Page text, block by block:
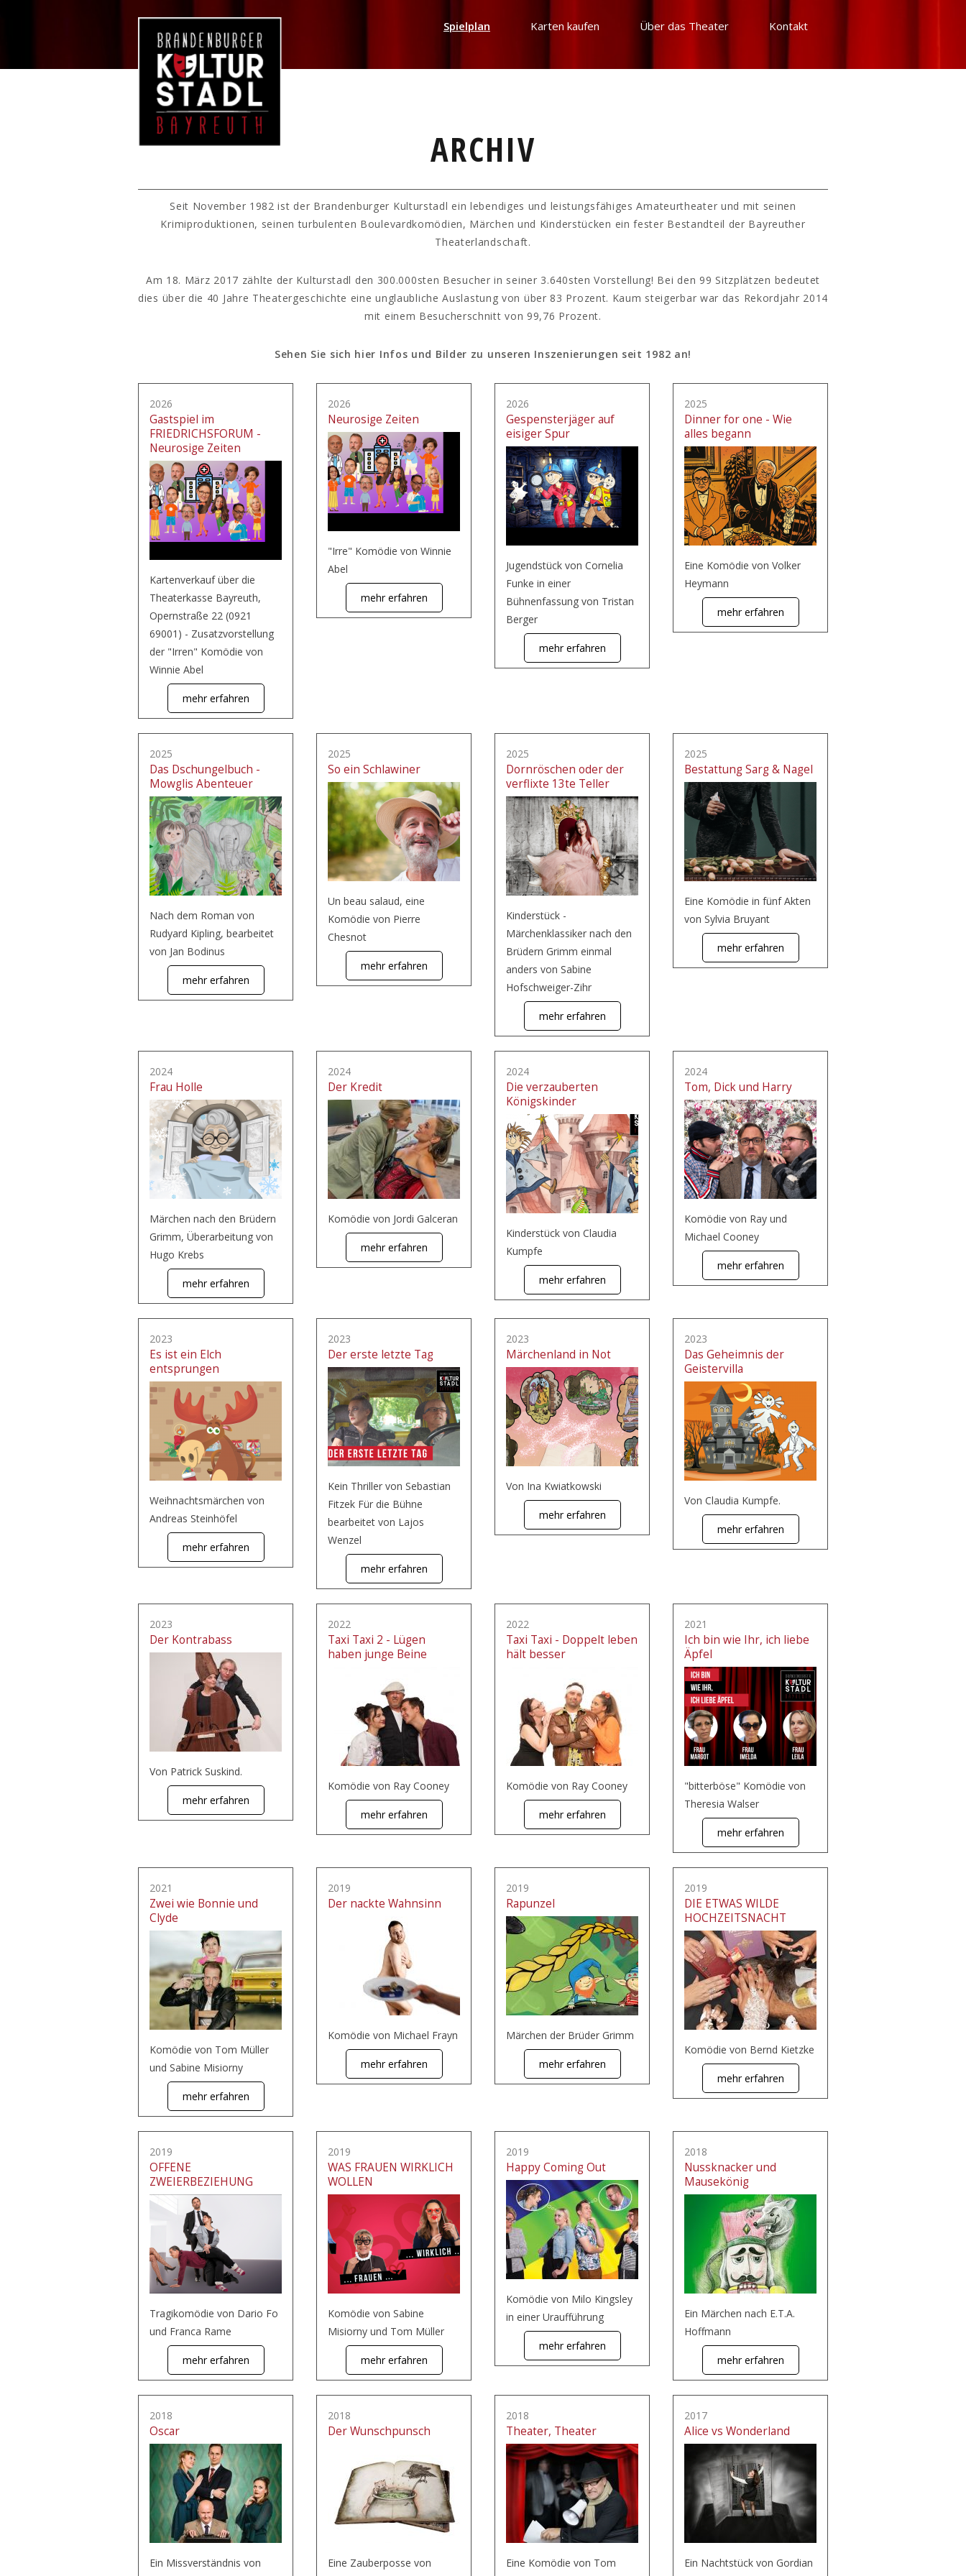
Spielplan Karten kaufen Über das Theater Kontakt
ARCHIV
Seit November 1982 ist der Brandenburger Kulturstadl ein lebendiges und leistungsfähiges Amateurtheater und mit seinen
Krimiproduktionen, seinen turbulenten Boulevardkomödien, Märchen und Kinderstücken ein fester Bestandteil der Bayreuther
Theaterlandschaft.
Am 18. März 2017 zählte der Kulturstadl den 300.000sten Besucher in seiner 3.640sten Vorstellung! Bei den 99 Sitzplätzen bedeutet
dies über die 40 Jahre Theatergeschichte eine unglaubliche Auslastung von über 83 Prozent. Kaum steigerbar war das Rekordjahr 2014
mit einem Besucherschnitt von 99,76 Prozent.
Sehen Sie sich hier Infos und Bilder zu unseren Inszenierungen seit 1982 an!
2026
Gastspiel im
FRIEDRICHSFORUM -
Neurosige Zeiten
Kartenverkauf über die
Theaterkasse Bayreuth,
Opernstraße 22 (0921
69001) - Zusatzvorstellung
der "Irren" Komödie von
Winnie Abel
mehr erfahren
2026
Neurosige Zeiten
"Irre" Komödie von Winnie
Abel
mehr erfahren
2026
Gespensterjäger auf
eisiger Spur
Jugendstück von Cornelia
Funke in einer
Bühnenfassung von Tristan
Berger
mehr erfahren
2025
Dinner for one - Wie
alles begann
Eine Komödie von Volker
Heymann
mehr erfahren
2025
Das Dschungelbuch -
Mowglis Abenteuer
Nach dem Roman von
Rudyard Kipling, bearbeitet
von Jan Bodinus
mehr erfahren
2025
So ein Schlawiner
Un beau salaud, eine
Komödie von Pierre
Chesnot
mehr erfahren
2025
Dornröschen oder der
verflixte 13te Teller
Kinderstück -
Märchenklassiker nach den
Brüdern Grimm einmal
anders von Sabine
Hofschweiger-Zihr
mehr erfahren
2025
Bestattung Sarg & Nagel
Eine Komödie in fünf Akten
von Sylvia Bruyant
mehr erfahren
2024
Frau Holle
Märchen nach den Brüdern
Grimm, Überarbeitung von
Hugo Krebs
mehr erfahren
2024
Der Kredit
Komödie von Jordi Galceran
mehr erfahren
2024
Die verzauberten
Königskinder
Kinderstück von Claudia
Kumpfe
mehr erfahren
2024
Tom, Dick und Harry
Komödie von Ray und
Michael Cooney
mehr erfahren
2023
Es ist ein Elch
entsprungen
Weihnachtsmärchen von
Andreas Steinhöfel
mehr erfahren
2023
Der erste letzte Tag
Kein Thriller von Sebastian
Fitzek Für die Bühne
bearbeitet von Lajos
Wenzel
mehr erfahren
2023
Märchenland in Not
Von Ina Kwiatkowski
mehr erfahren
2023
Das Geheimnis der
Geistervilla
Von Claudia Kumpfe.
mehr erfahren
2023
Der Kontrabass
Von Patrick Suskind.
mehr erfahren
2022
Taxi Taxi 2 - Lügen
haben junge Beine
Komödie von Ray Cooney
mehr erfahren
2022
Taxi Taxi - Doppelt leben
hält besser
Komödie von Ray Cooney
mehr erfahren
2021
Ich bin wie Ihr, ich liebe
Äpfel
"bitterböse" Komödie von
Theresia Walser
mehr erfahren
2021
Zwei wie Bonnie und
Clyde
Komödie von Tom Müller
und Sabine Misiorny
mehr erfahren
2019
Der nackte Wahnsinn
Komödie von Michael Frayn
mehr erfahren
2019
Rapunzel
Märchen der Brüder Grimm
mehr erfahren
2019
DIE ETWAS WILDE
HOCHZEITSNACHT
Komödie von Bernd Kietzke
mehr erfahren
2019
OFFENE
ZWEIERBEZIEHUNG
Tragikomödie von Dario Fo
und Franca Rame
mehr erfahren
2019
WAS FRAUEN WIRKLICH
WOLLEN
Komödie von Sabine
Misiorny und Tom Müller
mehr erfahren
2019
Happy Coming Out
Komödie von Milo Kingsley
in einer Uraufführung
mehr erfahren
2018
Nussknacker und
Mausekönig
Ein Märchen nach E.T.A.
Hoffmann
mehr erfahren
2018
Oscar
Ein Missverständnis von
2018
Der Wunschpunsch
Eine Zauberposse von
2018
Theater, Theater
Eine Komödie von Tom
2017
Alice vs Wonderland
Ein Nachtstück von Gordian